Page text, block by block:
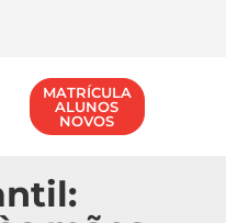
MATRÍCULA
ALUNOS
NOVOS